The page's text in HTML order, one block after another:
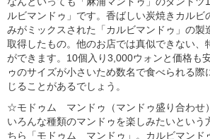
ルビマンドゥ」です。香ばしい炭焼きカルビ
みがミックスされた「カルビマンドゥ」の製
取得したもの。他のお店では真似できない、
ができます。10個入り3,000ウォンと価格も
ゥのサイズが小さいため数名で食べられる際
じることがあるでしょう。
☆モドゥム マンドゥ（マンドゥ盛り合わせ
いろんな種類のマンドゥを楽しみたいという
ちら「モドゥム マンドゥ」。カルビマンド